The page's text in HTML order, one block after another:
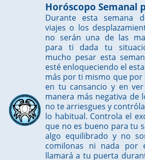
Horóscopo Semanal
Durante esta semana
viajes o los
no serán una de las
para ti dada tu
mucho pesar esta
esté enloqueciendo el
más por ti mismo que por
en tu cansancio y en
manera más negativa de
no te arriesgues y
lo habitual. Controla el
que no es bueno para tu
algo equilibrado y no
comilonas ni nada por
llamará a tu puerta